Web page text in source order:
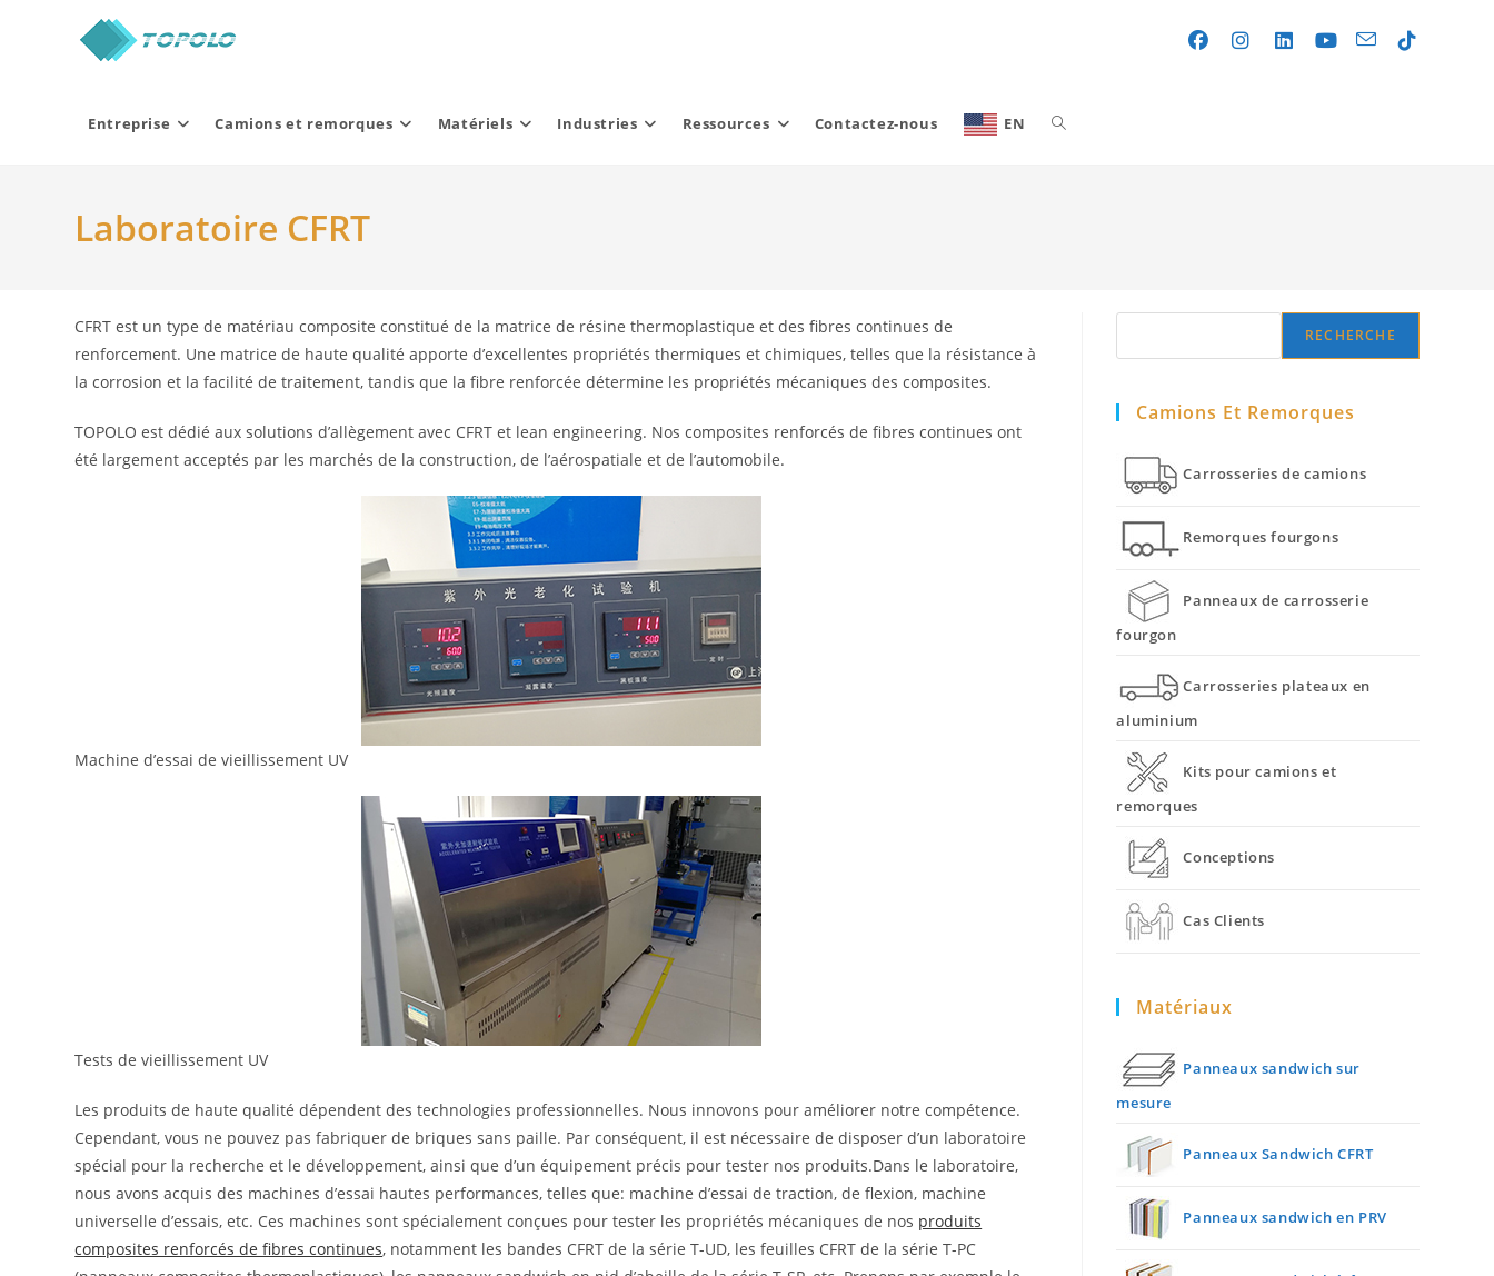
Entreprise Camions et remorques Matériels Industries Ressources Contactez-nous EN Toggle
Laboratoire CFRT
CFRT est un type de matériau composite constitué de la matrice de résine thermoplastique et des fibres continues de
renforcement. Une matrice de haute qualité apporte d’excellentes propriétés thermiques et chimiques, telles que la résistance à
la corrosion et la facilité de traitement, tandis que la fibre renforcée détermine les propriétés mécaniques des composites.
TOPOLO est dédié aux solutions d’allègement avec CFRT et lean engineering. Nos composites renforcés de fibres continues ont
été largement acceptés par les marchés de la construction, de l’aérospatiale et de l’automobile.
Machine d’essai de vieillissement UV
Tests de vieillissement UV
Les produits de haute qualité dépendent des technologies professionnelles. Nous innovons pour améliorer notre compétence.
Cependant, vous ne pouvez pas fabriquer de briques sans paille. Par conséquent, il est nécessaire de disposer d’un laboratoire
spécial pour la recherche et le développement, ainsi que d’un équipement précis pour tester nos produits.Dans le laboratoire,
nous avons acquis des machines d’essai hautes performances, telles que: machine d’essai de traction, de flexion, machine
universelle d’essais, etc. Ces machines sont spécialement conçues pour tester les propriétés mécaniques de nos produits
composites renforcés de fibres continues, notamment les bandes CFRT de la série T-UD, les feuilles CFRT de la série T-PC
RECHERCHE
Camions Et Remorques
Carrosseries de camions
Remorques fourgons
Panneaux de carrosserie
fourgon
Carrosseries plateaux en
aluminium
Kits pour camions et
remorques
Conceptions
Cas Clients
Matériaux
Panneaux sandwich sur
mesure
Panneaux Sandwich CFRT
Panneaux sandwich en PRV